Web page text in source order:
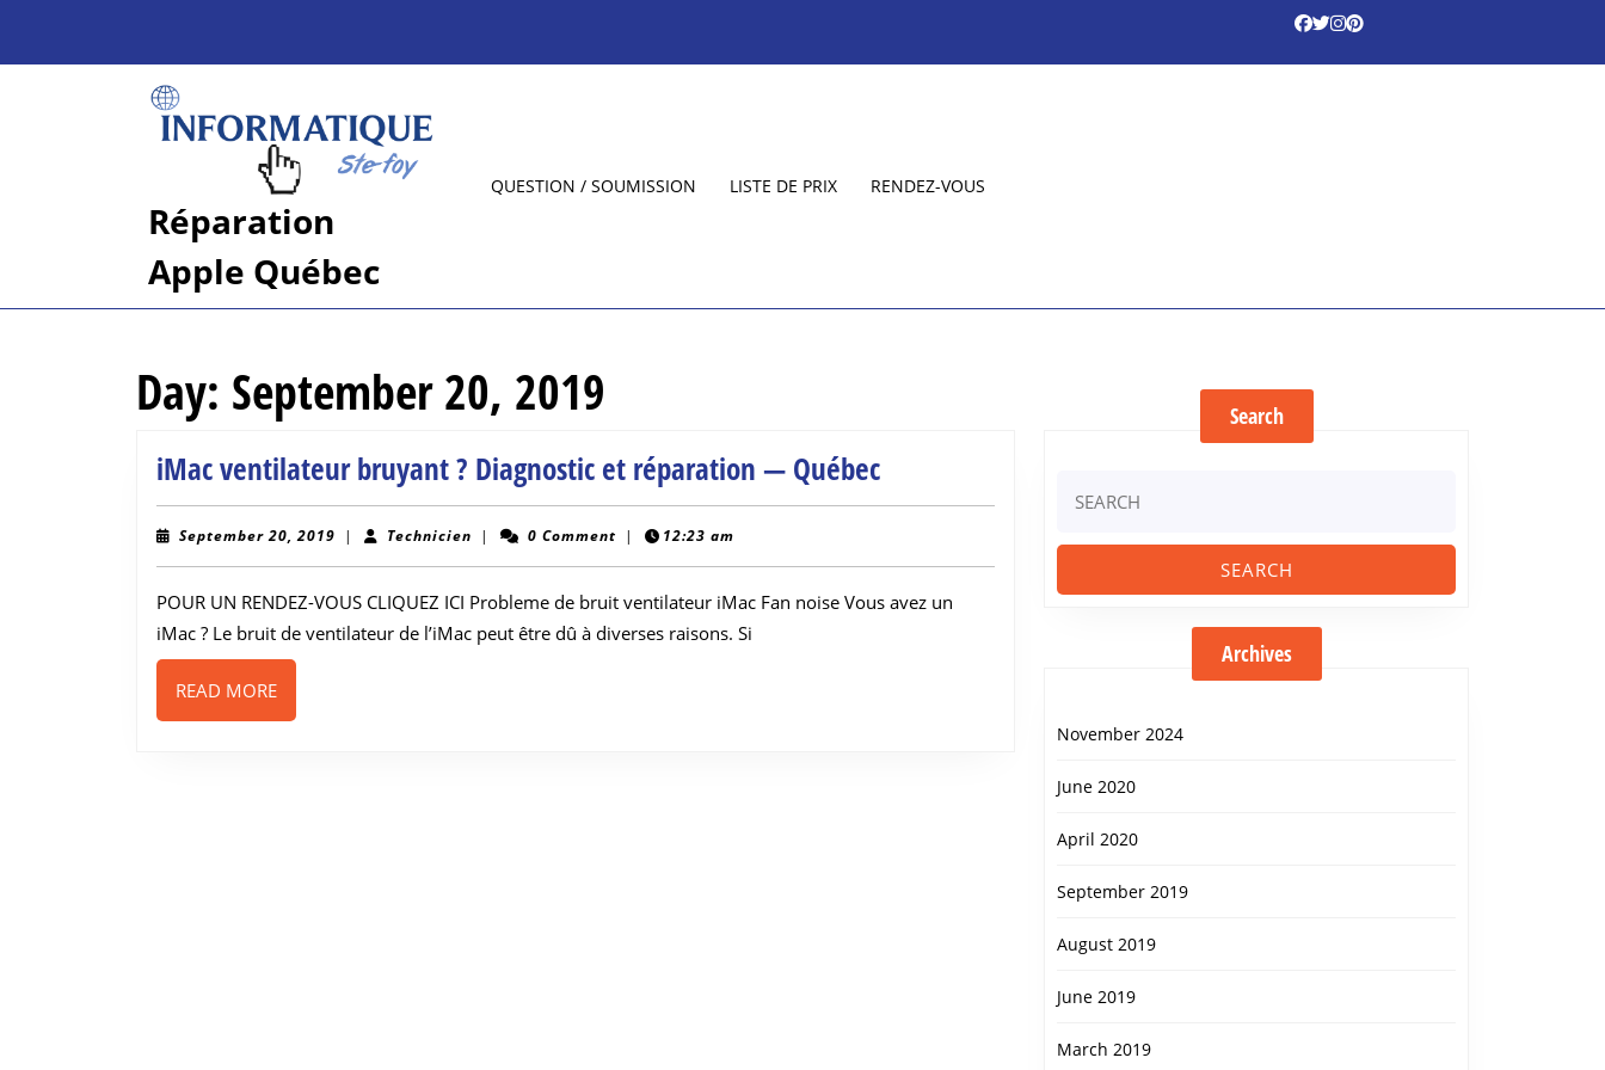
content
Réparation
Apple Québec
QUESTION / SOUMISSION LISTE DE PRIX RENDEZ-VOUS
Day: September 20, 2019
iMac ventilateur bruyant ? Diagnostic et réparation — QuébeciMac
ventilateur
?
Diagnostic
September 20, 2019 September
| Technicien Technicien
| 0 Comment | 12:23 am
POUR UN RENDEZ-VOUS CLIQUEZ ICI Probleme de bruit ventilateur iMac Fan noise Vous avez un
iMac ? Le bruit de ventilateur de l’iMac peut être dû à diverses raisons. Si
READ MOREREAD
MORE
Search
for:
Archives
November 2024
June 2020
April 2020
September 2019
August 2019
June 2019
March 2019